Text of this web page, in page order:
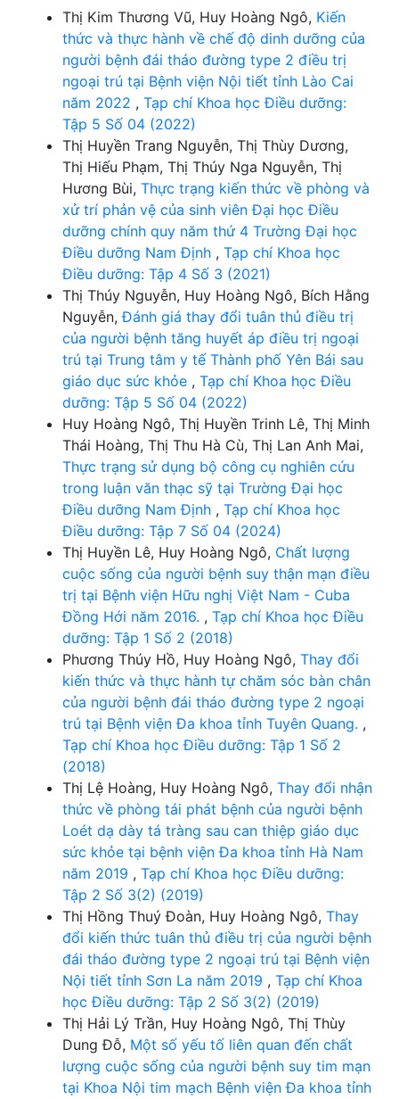
Thị Kim Thương Vũ, Huy Hoàng Ngô, Kiến
thức và thực hành về chế độ dinh dưỡng của
người bệnh đái tháo đường type 2 điều trị
ngoại trú tại Bệnh viện Nội tiết tỉnh Lào Cai
năm 2022 , Tạp chí Khoa học Điều dưỡng:
Tập 5 Số 04 (2022)
Thị Huyền Trang Nguyễn, Thị Thùy Dương,
Thị Hiếu Phạm, Thị Thúy Nga Nguyễn, Thị
Hương Bùi, Thực trạng kiến thức về phòng và
xử trí phản vệ của sinh viên Đại học Điều
dưỡng chính quy năm thứ 4 Trường Đại học
Điều dưỡng Nam Định , Tạp chí Khoa học
Điều dưỡng: Tập 4 Số 3 (2021)
Thị Thúy Nguyễn, Huy Hoàng Ngô, Bích Hằng
Nguyễn,Đánh giá thay đổi tuân thủ điều trị
của người bệnh tăng huyết áp điều trị ngoại
trú tại Trung tâm y tế Thành phố Yên Bái sau
giáo dục sức khỏe , Tạp chí Khoa học Điều
dưỡng: Tập 5 Số 04 (2022)
Huy Hoàng Ngô, Thị Huyền Trinh Lê, Thị Minh
Thái Hoàng, Thị Thu Hà Cù, Thị Lan Anh Mai,
Thực trạng sử dụng bộ công cụ nghiên cứu
trong luận văn thạc sỹ tại Trường Đại học
Điều dưỡng Nam Định , Tạp chí Khoa học
Điều dưỡng: Tập 7 Số 04 (2024)
Thị Huyền Lê, Huy Hoàng Ngô, Chất lượng
cuộc sống của người bệnh suy thận mạn điều
trị tại Bệnh viện Hữu nghị Việt Nam - Cuba
Đồng Hới năm 2016. , Tạp chí Khoa học Điều
dưỡng: Tập 1 Số 2 (2018)
Phương Thúy Hồ, Huy Hoàng Ngô, Thay đổi
kiến thức và thực hành tự chăm sóc bàn chân
của người bệnh đái tháo đường type 2 ngoại
trú tại Bệnh viện Đa khoa tỉnh Tuyên Quang. ,
Tạp chí Khoa học Điều dưỡng: Tập 1 Số 2
(2018)
Thị Lệ Hoàng, Huy Hoàng Ngô, Thay đổi nhận
thức về phòng tái phát bệnh của người bệnh
Loét dạ dày tá tràng sau can thiệp giáo dục
sức khỏe tại bệnh viện Đa khoa tỉnh Hà Nam
năm 2019 , Tạp chí Khoa học Điều dưỡng:
Tập 2 Số 3(2) (2019)
Thị Hồng Thuý Đoàn, Huy Hoàng Ngô, Thay
đổi kiến thức tuân thủ điều trị của người bệnh
đái tháo đường type 2 ngoại trú tại Bệnh viện
Nội tiết tỉnh Sơn La năm 2019 , Tạp chí Khoa
học Điều dưỡng: Tập 2 Số 3(2) (2019)
Thị Hải Lý Trần, Huy Hoàng Ngô, Thị Thùy
Dung Đỗ, Một số yếu tố liên quan đến chất
lượng cuộc sống của người bệnh suy tim mạn
tại Khoa Nội tim mạch Bệnh viện Đa khoa tỉnh